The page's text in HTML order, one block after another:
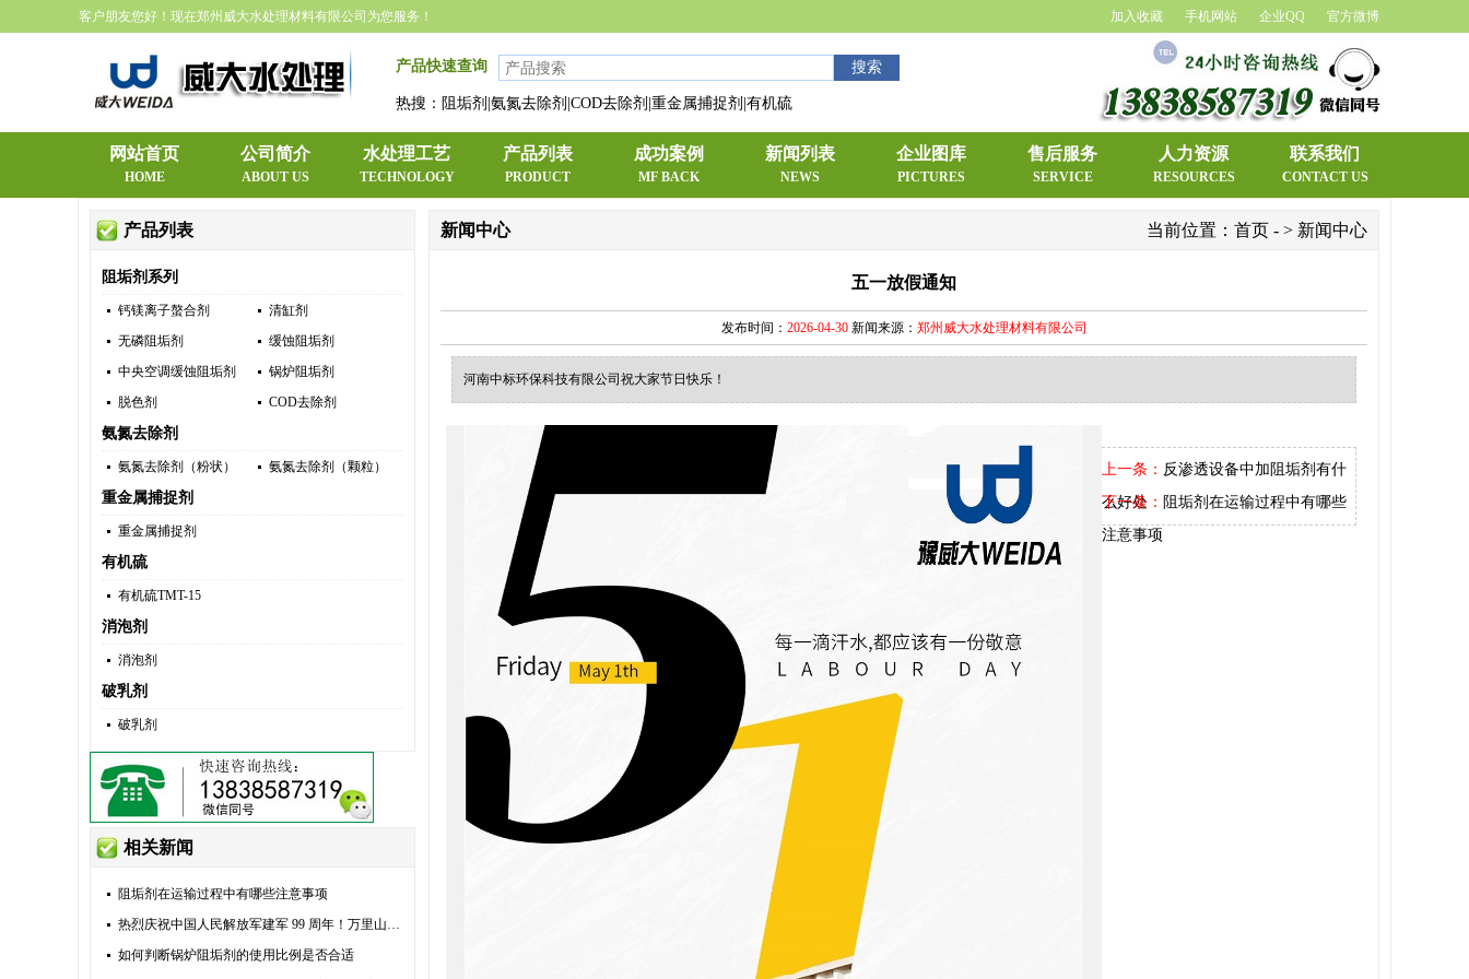
客户朋友您好！现在郑州威大水处理材料有限公司为您服务！ 加入收藏 手机网站 企业QQ 官方微博
产品快速查询
热搜：阻垢剂|氨氮去除剂|COD去除剂|重金属捕捉剂|有机硫
网站首页
HOME
公司简介
ABOUT US
水处理工艺
TECHNOLOGY
产品列表
PRODUCT
成功案例
MF BACK
新闻列表
NEWS
企业图库
PICTURES
售后服务
SERVICE
人力资源
RESOURCES
联系我们
CONTACT US
产品列表
阻垢剂系列
钙镁离子螯合剂
清缸剂
无磷阻垢剂
缓蚀阻垢剂
中央空调缓蚀阻垢剂
锅炉阻垢剂
脱色剂
COD去除剂
氨氮去除剂
氨氮去除剂（粉状） 氨氮去除剂（颗粒）
重金属捕捉剂
重金属捕捉剂
有机硫
有机硫TMT-15
消泡剂
消泡剂
破乳剂
破乳剂
相关新闻
阻垢剂在运输过程中有哪些注意事项
热烈庆祝中国人民解放军建军 99 周年！万里山河由他们捍卫，万家灯火由他们守护。八一建军节，向全体现
如何判断锅炉阻垢剂的使用比例是否合适
新闻中心 当前位置： 首页 - > 新闻中心
五一放假通知
发布时间： 2026-04-30新闻来源： 郑州威大水处理材料有限公司
河南中标环保科技有限公司祝大家节日快乐！
上一条： 反渗透设备中加阻垢剂有什
么好处
下一条： 阻垢剂在运输过程中有哪些
注意事项